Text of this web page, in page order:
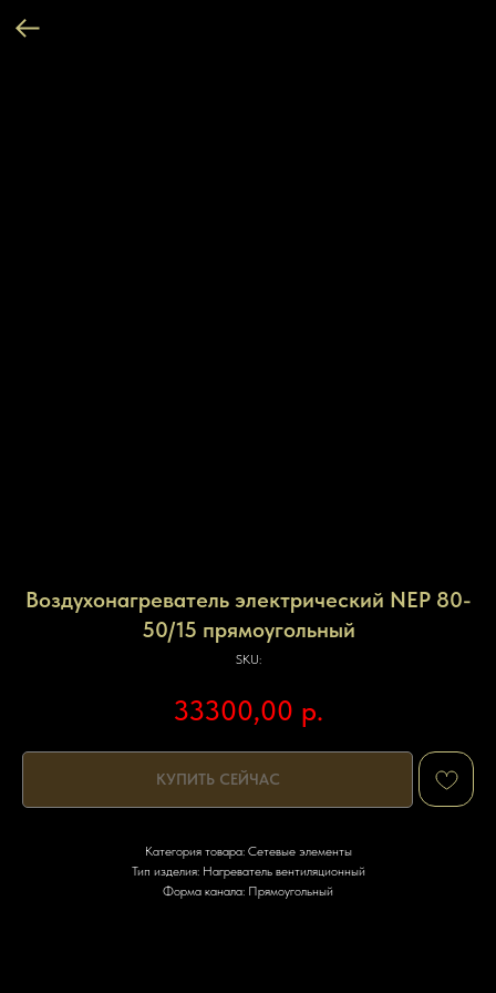
Воздухонагреватель электрический NEP 80-
50/15 прямоугольный
SKU:
33300,00 р.
КУПИТЬ СЕЙЧАС
Категория товара: Сетевые элементы
Тип изделия: Нагреватель вентиляционный
Форма канала: Прямоугольный